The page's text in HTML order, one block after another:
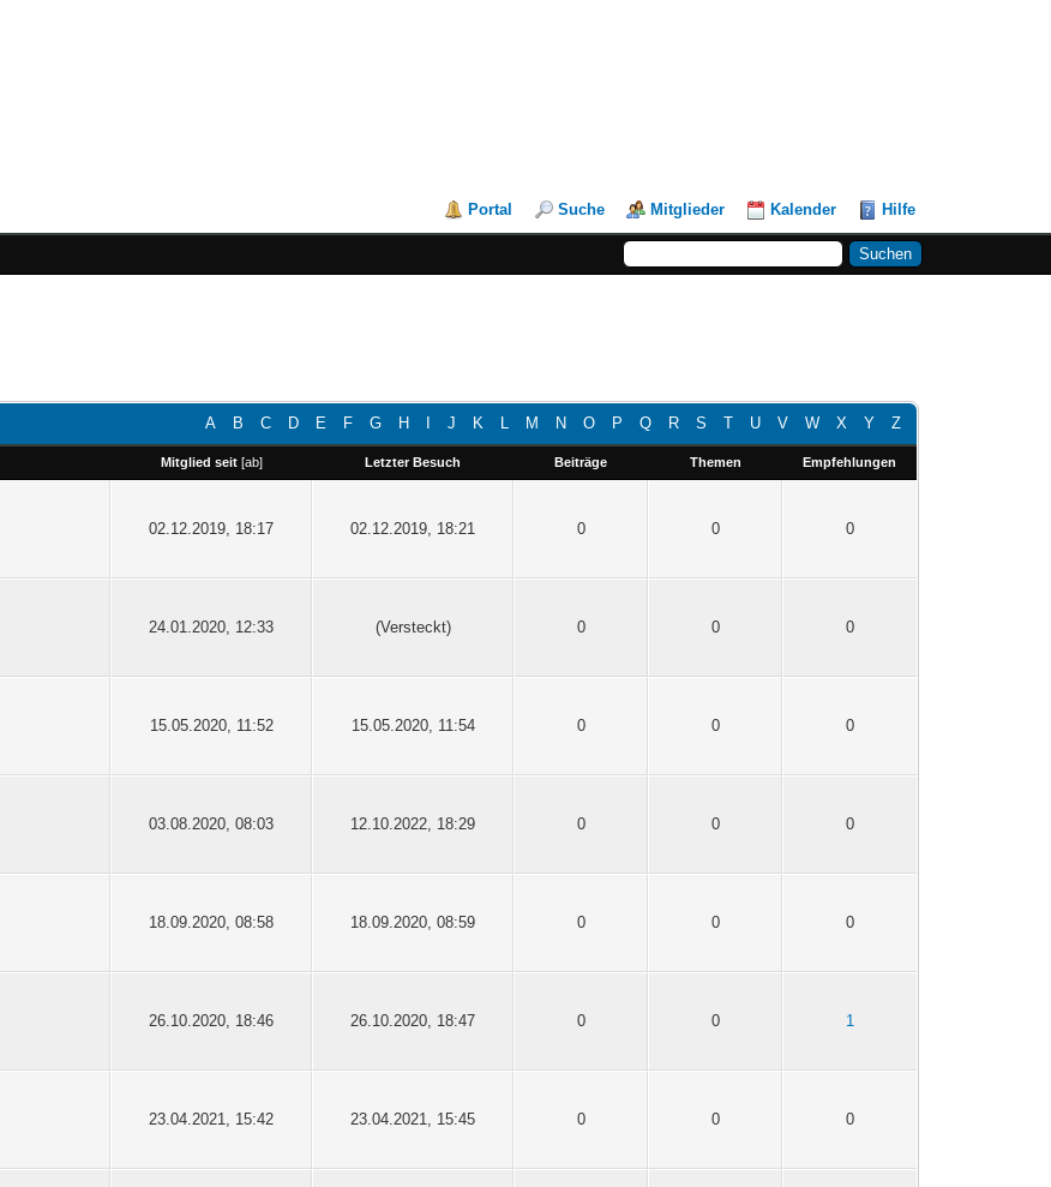
Portal Suche Mitglieder Kalender Hilfe
A B C D E F G H J K L M N O P Q R S T U V W X Y Z
Mitglied seit [ab] Letzter Besuch Beiträge Themen Empfehlungen
02.12.2019, 18:17 02.12.2019, 18:21 0 0 0
24.01.2020, 12:33 (Versteckt) 0 0 0
15.05.2020, 11:52 15.05.2020, 11:54 0 0 0
03.08.2020, 08:03 12.10.2022, 18:29 0 0 0
18.09.2020, 08:58 18.09.2020, 08:59 0 0 0
26.10.2020, 18:46 26.10.2020, 18:47 0 0 1
23.04.2021, 15:42 23.04.2021, 15:45 0 0 0